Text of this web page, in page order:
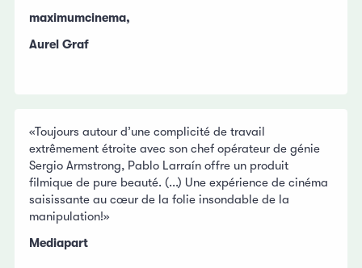
maximumcinema,
Aurel Graf
«Toujours autour d’une complicité de travail
extrêmement étroite avec son chef opérateur de génie
Sergio Armstrong, Pablo Larraín offre un produit
filmique de pure beauté. (...) Une expérience de cinéma
saisissante au cœur de la folie insondable de la
manipulation!»
Mediapart